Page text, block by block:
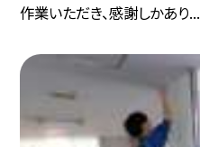
作業いただき、感謝しかあり...